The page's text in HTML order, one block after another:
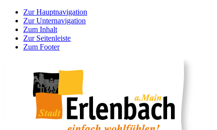
Zur Hauptnavigation
Zur Unternavigation
Zum Inhalt
Zur Seitenleiste
Zum Footer